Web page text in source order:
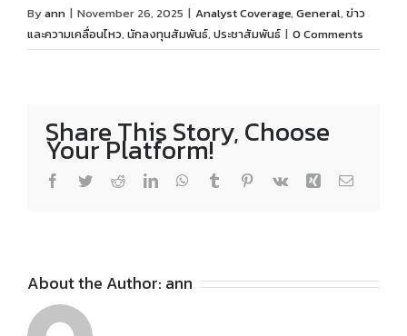
Byann | November 26, 2025 | Analyst Coverage, General, ข่าว
และความเคลื่อนไหว, นักลงทุนสัมพันธ์, ประชาสัมพันธ์ | 0 Comments
Share This Story, Choose
Your Platform!
Facebook
TwitterRedditLinkedInWhatsApp
Tumblr Pinterest
Vk Xing Email
About the Author: ann